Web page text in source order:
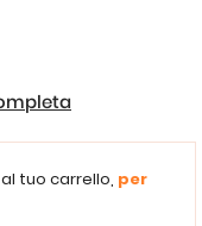
tuo carrello, per